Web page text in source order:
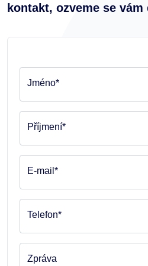
kontakt, ozveme se vám
Jméno*
Příjmení*
E-mail*
Telefon*
Zpráva